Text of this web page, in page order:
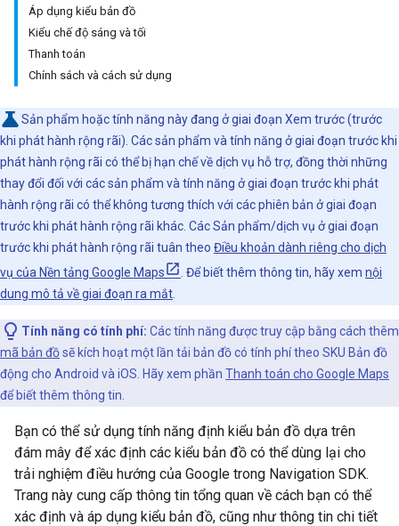
Áp dụng kiểu bản đồ
Kiểu chế độ sáng và tối
Thanh toán
Chính sách và cách sử dụng
Sản phẩm hoặc tính năng này đang ở giai đoạn Xem trước (trước
khi phát hành rộng rãi). Các sản phẩm và tính năng ở giai đoạn trước khi
phát hành rộng rãi có thể bị hạn chế về dịch vụ hỗ trợ, đồng thời những
thay đổi đối với các sản phẩm và tính năng ở giai đoạn trước khi phát
hành rộng rãi có thể không tương thích với các phiên bản ở giai đoạn
trước khi phát hành rộng rãi khác. Các Sản phẩm/dịch vụ ở giai đoạn
trước khi phát hành rộng rãi tuân theo Điều khoản dành riêng cho dịch
vụ của Nền tảng Google Maps
. Để biết thêm thông tin, hãy xem nội
dung mô tả về giai đoạn ra mắt
Tính năng có tính phí: Các tính năng được truy cập bằng cách thêm
mã bản đồsẽ kích hoạt một lần tải bản đồ có tính phí theo SKU Bản đồ
động cho Android và iOS. Hãy xem phần Thanh toán cho Google Maps
để biết thêm thông tin.
Bạn có thể sử dụng tính năng định kiểu bản đồ dựa trên
đám mây để xác định các kiểu bản đồ có thể dùng lại cho
trải nghiệm điều hướng của Google trong Navigation SDK.
Trang này cung cấp thông tin tổng quan về cách bạn có thể
xác định và áp dụng kiểu bản đồ, cũng như thông tin chi tiết